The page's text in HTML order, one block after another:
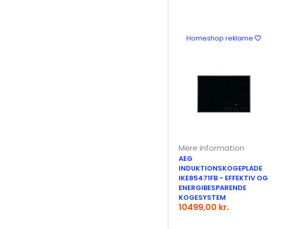
Homeshop reklame
Mere information
AEG
INDUKTIONSKOGEPLADE
IKE85471FB - EFFEKTIV OG
ENERGIBESPARENDE
KOGESYSTEM
10499,00 kr.